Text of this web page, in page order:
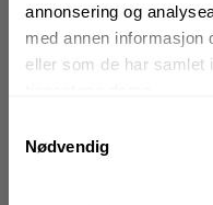
annonsering og
med annen informasjon
eller som de har samlet
Nødvendig
Kampanjer
HST3-R, HSL4 og
betong
Montering av Hilti